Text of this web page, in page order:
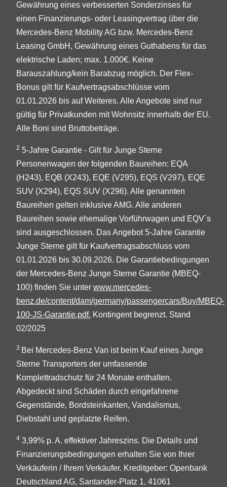
Gewährung eines verbesserten Sonderzinses für
einen Finanzierungs- oder Leasingvertrag über die
Mercedes-Benz Mobility AG bzw. Mercedes-Benz
Leasing GmbH, Gewährung eines Guthabens für das
elektrische Laden; max. 1.000€. Keine
Barauszahlung/kein Barabzug möglich. Der Flex-
Bonus gilt für Kaufvertragsabschlüsse vom
01.01.2026 bis auf Weiteres. Alle Angebote sind nur
gültig für Privatkunden mit Wohnsitz innerhalb der EU.
Alle Boni sind Bruttobeträge.
2 5-Jahre Garantie - Gilt für Junge Sterne
Personenwagen der folgenden Baureihen: EQA
(H243), EQB (X243), EQE (V295), EQS (V297), EQE
SUV (X294), EQS SUV (X296). Alle genannten
Baureihen gelten inklusive AMG. Alle anderen
Baureihen sowie ehemalige Vorführwagen und EQV´s
sind ausgeschlossen. Das Angebot 5-Jahre Garantie
Junge Sterne gilt für Kaufvertragsabschluss vom
01.01.2026 bis 30.09.2026. Die Garantiebedingungen
der Mercedes-Benz Junge Sterne Garantie (MBEQ-
100) finden Sie unter www.mercedes-
benz.de/content/dam/germany/passengercars/Buy/MBEQ-
100-JS-Garantie.pdf. Kontingent begrenzt. Stand
02/2025
3 Bei Mercedes-Benz Van ist beim Kauf eines Junge
Sterne Transporters der umfassende
Komplettradschutz für 24 Monate enthalten.
Abgedeckt sind Schäden durch eingefahrene
Gegenstände, Bordsteinkanten, Vandalismus,
Diebstahl und geplatzte Reifen.
4 3,99% p. A. effektiver Jahreszins. Die Details und
Finanzierungsbedingungen erhalten Sie von Ihrer
Verkäuferin / Ihrem Verkäufer. Kreditgeber: Openbank
Deutschland AG, Santander-Platz 1, 41061